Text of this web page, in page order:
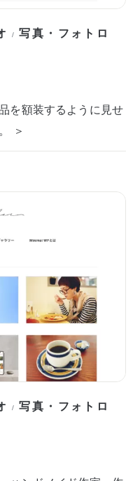
/写真・フォトロ
を額装するように見せ
＞
/写真・フォトロ